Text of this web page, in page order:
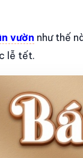
vườn như thế
lễ tết.